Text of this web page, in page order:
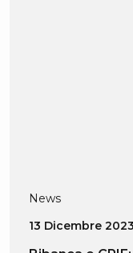
News
13 Dicembre 2023